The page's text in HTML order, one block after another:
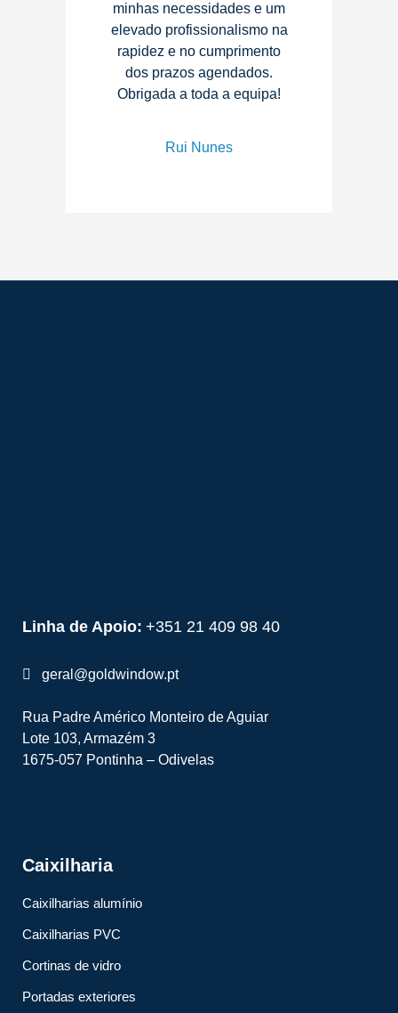
minhas necessidades e um
elevado profissionalismo na
rapidez e no cumprimento
dos prazos agendados.
Obrigada a toda a equipa!
Rui Nunes
Linha de Apoio: +351 21 409 98 40
geral@goldwindow.pt
Rua Padre Américo Monteiro de Aguiar
Lote 103, Armazém 3
1675-057 Pontinha – Odivelas
Caixilharia
Caixilharias alumínio
Caixilharias PVC
Cortinas de vidro
Portadas exteriores